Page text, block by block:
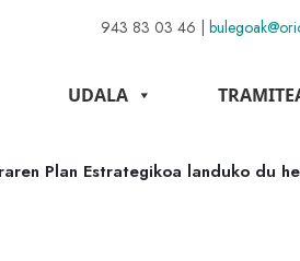
943 83 03 46 |
UDALA
Plan Estrategikoa landuko du